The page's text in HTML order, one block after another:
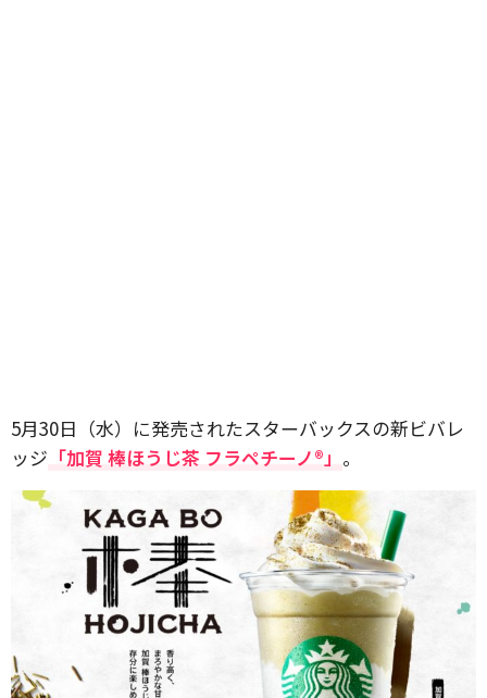
5月30日（水）に発売されたスターバックスの新ビバレ
ッジ 「加賀 棒ほうじ茶 フラペチーノ®」 。